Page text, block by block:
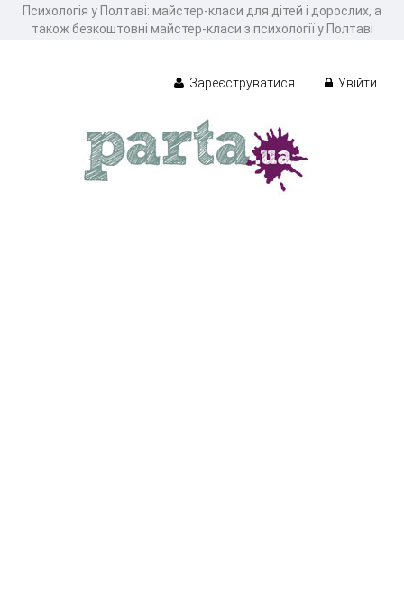
Психологія у Полтаві: майстер-класи для дітей і дорослих, а
також безкоштовні майстер-класи з психології у Полтаві
Зареєструватися Увійти